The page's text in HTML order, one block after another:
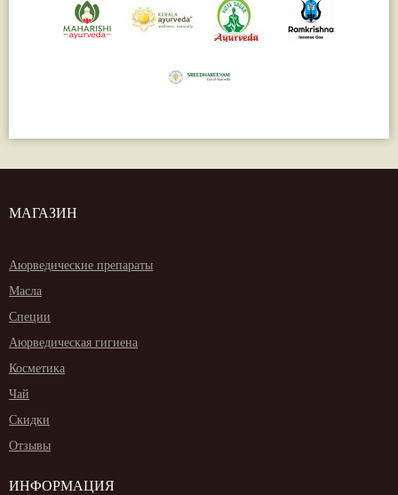
МАГАЗИН
Аюрведические препараты
Масла
Специи
Аюрведическая гигиена
Косметика
Чай
Скидки
Отзывы
ИНФОРМАЦИЯ